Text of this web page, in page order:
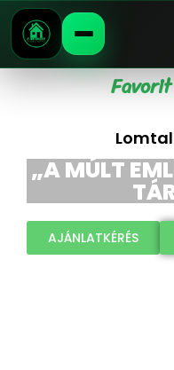
„A MÚLT
AJÁNLATKÉRÉS